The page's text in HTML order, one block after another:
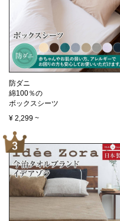
防ダニ
綿100％の
ボックスシーツ
¥ 2,299 ~